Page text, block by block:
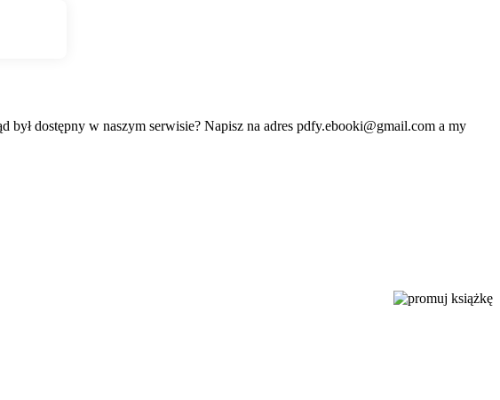
był dostępny w naszym serwisie? Napisz na adres pdfy.ebooki@gmail.com a my